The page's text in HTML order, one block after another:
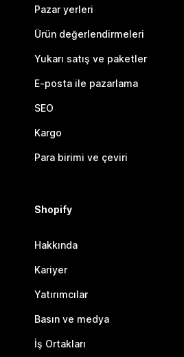
Pazar yerleri
Ürün değerlendirmeleri
Yukarı satış ve paketler
E-posta ile pazarlama
SEO
Kargo
Para birimi ve çeviri
Shopify
Hakkında
Kariyer
Yatırımcılar
Basın ve medya
İş Ortakları